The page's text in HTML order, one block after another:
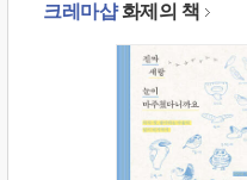
크레마샵화제의 책